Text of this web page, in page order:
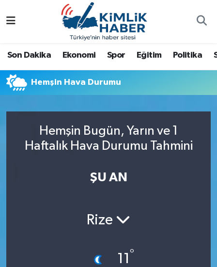
Son Dakika Ekonomi Spor Eğitim Politika
Hemşin Hava Durumu
Hemşin Bugün, Yarın ve 1
Haftalık Hava Durumu Tahmini
ŞU AN
Rize
11 °
Antalya
Dünya
Eğitim
Nöbetçi Eczaneler
Namaz Vakitleri
Trafik Durumu
Süper Lig Puan Durumu ve Fikstür
Son Dakika Haberleri